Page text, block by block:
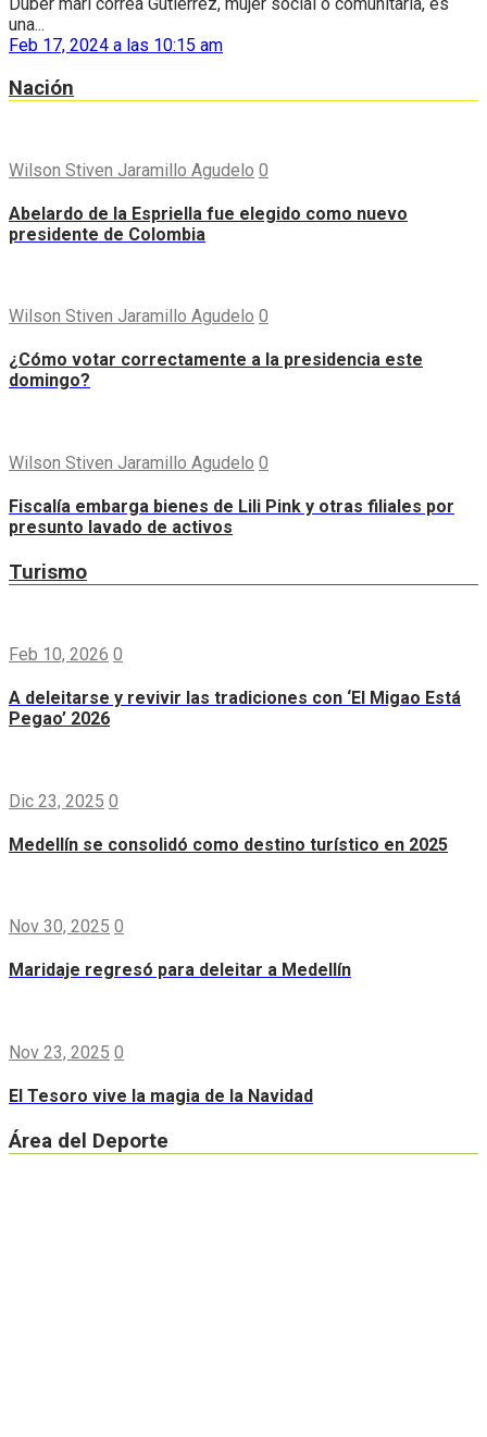
una...
Feb 17, 2024 a las 10:15 am
Nación
Wilson Stiven Jaramillo Agudelo 0
Abelardo de la Espriella fue elegido como nuevo
presidente de Colombia
Wilson Stiven Jaramillo Agudelo 0
¿Cómo votar correctamente a la presidencia este
domingo?
Wilson Stiven Jaramillo Agudelo 0
Fiscalía embarga bienes de Lili Pink y otras filiales por
presunto lavado de activos
Turismo
Feb 10, 2026 0
A deleitarse y revivir las tradiciones con ‘El Migao Está
Pegao’ 2026
Dic 23, 2025 0
Medellín se consolidó como destino turístico en 2025
Nov 30, 2025 0
Maridaje regresó para deleitar a Medellín
Nov 23, 2025 0
El Tesoro vive la magia de la Navidad
Área del Deporte